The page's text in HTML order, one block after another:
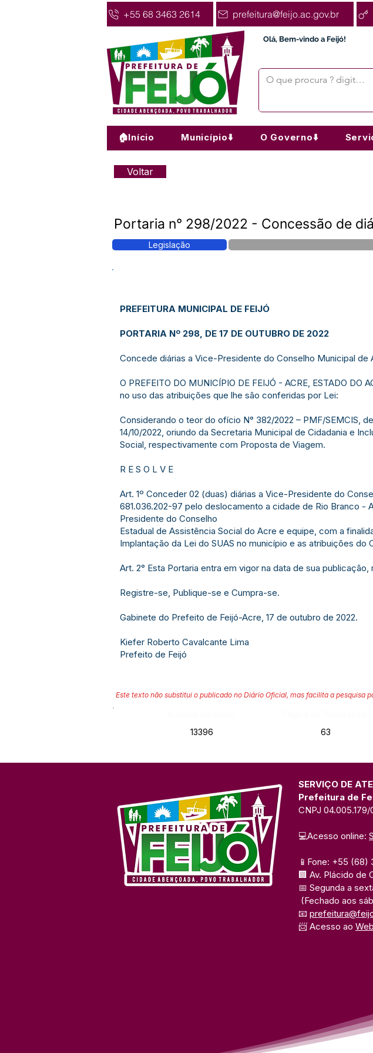
+55 68 3463 2614 prefeitura@feijo.ac.gov.br
Olá, Bem-vindo a Feijó!
🏠Início Município⬇️ O Governo⬇️
Voltar
Portaria n° 298/2022 - Concessão de
Legislação
PREFEITURA MUNICIPAL DE FEIJÓ
PORTARIA Nº 298, DE 17 DE OUTUBRO DE 2022
Concede diárias a Vice-Presidente do Conselho Municipal de
O PREFEITO DO MUNICÍPIO DE FEIJÓ - ACRE, ESTADO DO
no uso das atribuições que lhe são conferidas por Lei:
Considerando o teor do ofício N° 382/2022 – PMF/SEMCIS, de
14/10/2022, oriundo da Secretaria Municipal de Cidadania e
Social, respectivamente com Proposta de Viagem.
R E S O L V E
Art. 1º Conceder 02 (duas) diárias a Vice-Presidente do
681.036.202-97 pelo deslocamento a cidade de Rio Branco -
Presidente do Conselho
Estadual de Assistência Social do Acre e equipe, com a
Implantação da Lei do SUAS no município e as atribuições do
Art. 2° Esta Portaria entra em vigor na data de sua
Registre-se, Publique-se e Cumpra-se.
Gabinete do Prefeito de Feijó-Acre, 17 de outubro de 2022.
Kiefer Roberto Cavalcante Lima
Prefeito de Feijó
Este texto não substitui o publicado no Diário Oficial, mas facilita a pesquisa
13396
63
SERVIÇO DE
Prefeitura de
CNPJ 04.005.179/
💻Acesso online:
📱Fone: +55 (68)
🏢 Av. Plácido de
📅 Segunda a
(Fechado aos
📧
📨 Acesso ao